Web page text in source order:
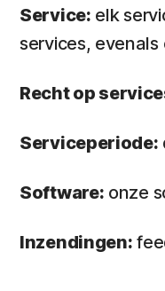
Service: elk
services,
Recht op
Serviceperiode:
Software: onze
Inzendingen: